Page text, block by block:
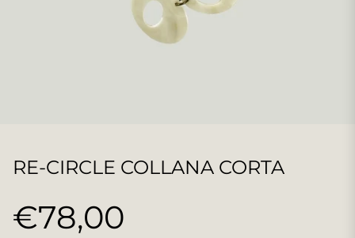
RE-CIRCLE COLLANA CORTA
Prezzo
€78,00